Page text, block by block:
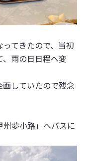
てきたので、当初
雨の日日程へ変
していたので残念
夢小路」へバスに